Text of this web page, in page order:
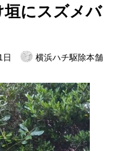
垣にスズメバ
横浜ハチ駆除本舗